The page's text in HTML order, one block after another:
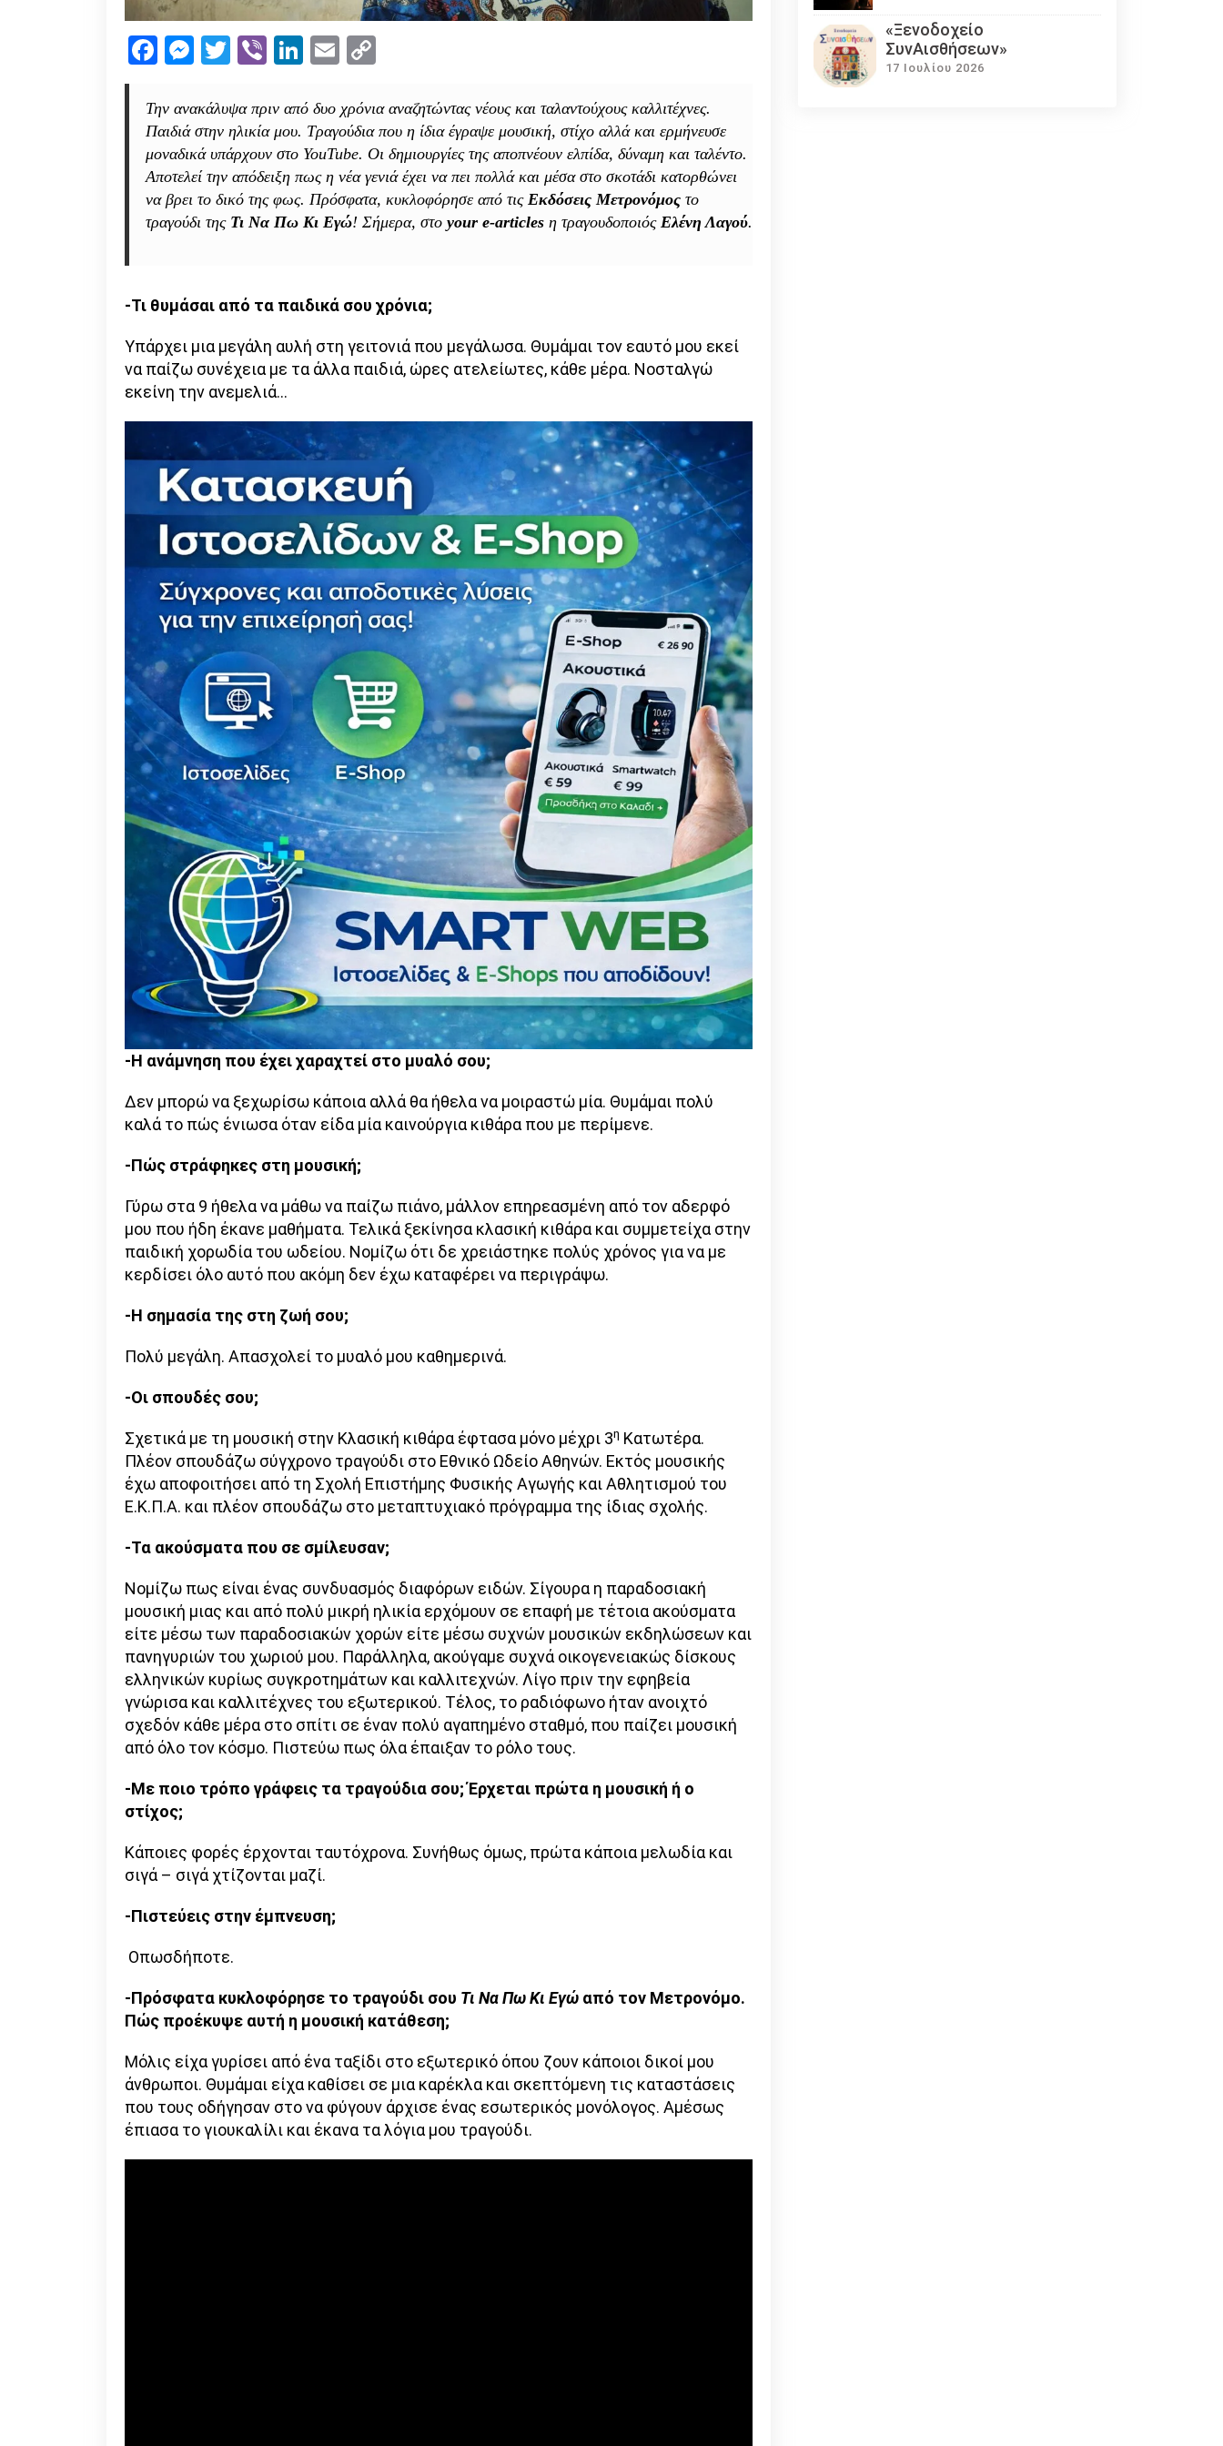
κοινωνίας
Facebook
Messenger
Twitter
ViberLinkedIn
Email
Την ανακάλυψα πριν από δυο χρόνια αναζητώντας νέους και ταλαντούχους καλλιτέχνες.
Παιδιά στην ηλικία μου. Τραγούδια που η ίδια έγραψε μουσική, στίχο αλλά και ερμήνευσε
μοναδικά υπάρχουν στο YouTube. Οι δημιουργίες της αποπνέουν ελπίδα, δύναμη και ταλέντο.
Αποτελεί την απόδειξη πως η νέα γενιά έχει να πει πολλά και μέσα στο σκοτάδι κατορθώνει
να βρει το δικό της φως. Πρόσφατα, κυκλοφόρησε από τις Εκδόσεις Μετρονόμοςτο
τραγούδι της Τι Να Πω Κι Εγώ! Σήμερα, στο your e-articlesη τραγουδοποιός Ελένη Λαγού.
-Τι θυμάσαι από τα παιδικά σου χρόνια;
Υπάρχει μια μεγάλη αυλή στη γειτονιά που μεγάλωσα. Θυμάμαι τον εαυτό μου εκεί
να παίζω συνέχεια με τα άλλα παιδιά, ώρες ατελείωτες, κάθε μέρα. Νοσταλγώ
εκείνη την ανεμελιά…
-Η ανάμνηση που έχει χαραχτεί στο μυαλό σου;
Δεν μπορώ να ξεχωρίσω κάποια αλλά θα ήθελα να μοιραστώ μία. Θυμάμαι πολύ
καλά το πώς ένιωσα όταν είδα μία καινούργια κιθάρα που με περίμενε.
-Πώς στράφηκες στη μουσική;
Γύρω στα 9 ήθελα να μάθω να παίζω πιάνο, μάλλον επηρεασμένη από τον αδερφό
μου που ήδη έκανε μαθήματα. Τελικά ξεκίνησα κλασική κιθάρα και συμμετείχα στην
παιδική χορωδία του ωδείου. Νομίζω ότι δε χρειάστηκε πολύς χρόνος για να με
κερδίσει όλο αυτό που ακόμη δεν έχω καταφέρει να περιγράψω.
-Η σημασία της στη ζωή σου;
Πολύ μεγάλη. Απασχολεί το μυαλό μου καθημερινά.
-Οι σπουδές σου;
Σχετικά με τη μουσική στην Κλασική κιθάρα έφτασα μόνο μέχρι 3η Κατωτέρα.
Πλέον σπουδάζω σύγχρονο τραγούδι στο Εθνικό Ωδείο Αθηνών. Εκτός μουσικής
έχω αποφοιτήσει από τη Σχολή Επιστήμης Φυσικής Αγωγής και Αθλητισμού του
Ε.Κ.Π.Α. και πλέον σπουδάζω στο μεταπτυχιακό πρόγραμμα της ίδιας σχολής.
-Τα ακούσματα που σε σμίλευσαν;
Νομίζω πως είναι ένας συνδυασμός διαφόρων ειδών. Σίγουρα η παραδοσιακή
μουσική μιας και από πολύ μικρή ηλικία ερχόμουν σε επαφή με τέτοια ακούσματα
είτε μέσω των παραδοσιακών χορών είτε μέσω συχνών μουσικών εκδηλώσεων και
πανηγυριών του χωριού μου. Παράλληλα, ακούγαμε συχνά οικογενειακώς δίσκους
ελληνικών κυρίως συγκροτημάτων και καλλιτεχνών. Λίγο πριν την εφηβεία
γνώρισα και καλλιτέχνες του εξωτερικού. Τέλος, το ραδιόφωνο ήταν ανοιχτό
σχεδόν κάθε μέρα στο σπίτι σε έναν πολύ αγαπημένο σταθμό, που παίζει μουσική
από όλο τον κόσμο. Πιστεύω πως όλα έπαιξαν το ρόλο τους.
-Με ποιο τρόπο γράφεις τα τραγούδια σου; Έρχεται πρώτα η μουσική ή ο
στίχος;
Κάποιες φορές έρχονται ταυτόχρονα. Συνήθως όμως, πρώτα κάποια μελωδία και
σιγά – σιγά χτίζονται μαζί.
-Πιστεύεις στην έμπνευση;
Οπωσδήποτε.
-Πρόσφατα κυκλοφόρησε το τραγούδι σου Τι Να Πω Κι Εγώ από τον Μετρονόμο.
Πώς προέκυψε αυτή η μουσική κατάθεση;
Μόλις είχα γυρίσει από ένα ταξίδι στο εξωτερικό όπου ζουν κάποιοι δικοί μου
άνθρωποι. Θυμάμαι είχα καθίσει σε μια καρέκλα και σκεπτόμενη τις καταστάσεις
που τους οδήγησαν στο να φύγουν άρχισε ένας εσωτερικός μονόλογος. Αμέσως
έπιασα το γιουκαλίλι και έκανα τα λόγια μου τραγούδι.
«Ξενοδοχείο
ΣυνΑισθήσεων»
17 Ιουλίου 2026